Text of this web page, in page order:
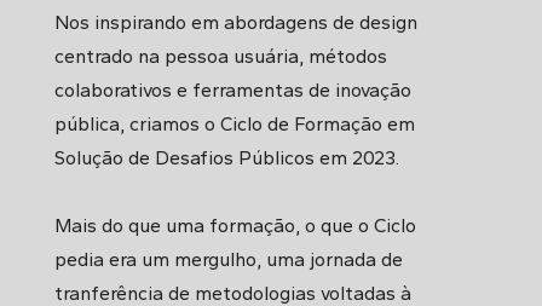
Nos inspirando em abordagens de design
centrado na pessoa usuária, métodos
colaborativos e ferramentas de inovação
pública, criamos o Ciclo de Formação em
Solução de Desafios Públicos em 2023.
Mais do que uma formação, o que o Ciclo
pedia era um mergulho, uma jornada de
tranferência de metodologias voltadas à